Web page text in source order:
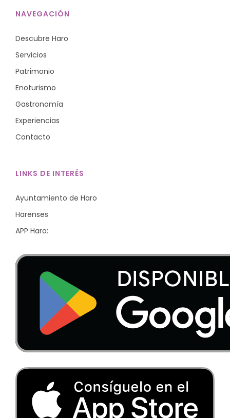
NAVEGACIÓN
Descubre Haro
Servicios
Patrimonio
Enoturismo
Gastronomía
Experiencias
Contacto
LINKS DE INTERÉS
Ayuntamiento de Haro
Harenses
APP Haro: